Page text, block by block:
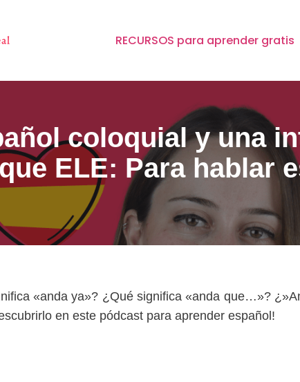
RECURSOS para aprender gratis
coloquial y una
ELE: Para hablar
«anda ya»? ¿Qué significa «anda que…»?
en este pódcast para aprender español!